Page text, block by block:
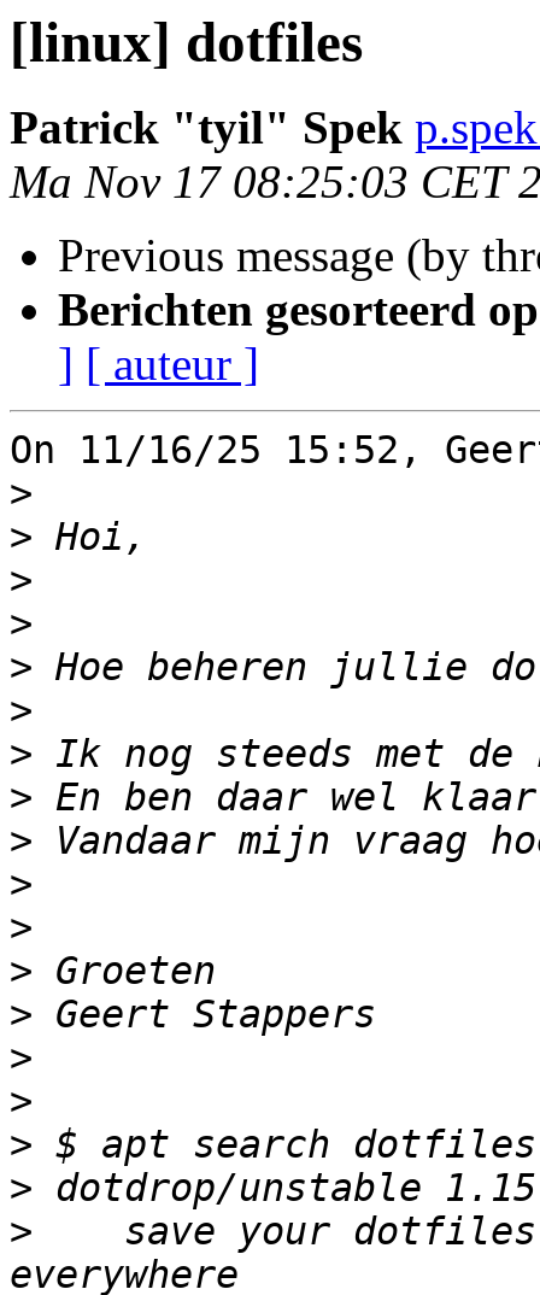
[linux] dotfiles
Patrick "tyil" Spek
Ma Nov 17 08:25:03 CET
Previous message (by
Berichten gesorteerd
] [ auteur ]
On 11/16/25 15:52,
>
>
>
>
>
>
>
>
>
>
>
>
>
>
>
>
>
>
save your